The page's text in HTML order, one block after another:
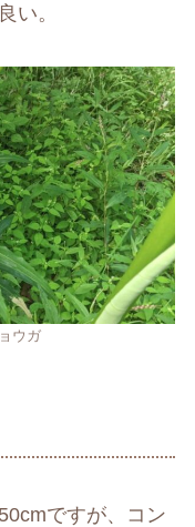
い。
ウガ
ですが、コン